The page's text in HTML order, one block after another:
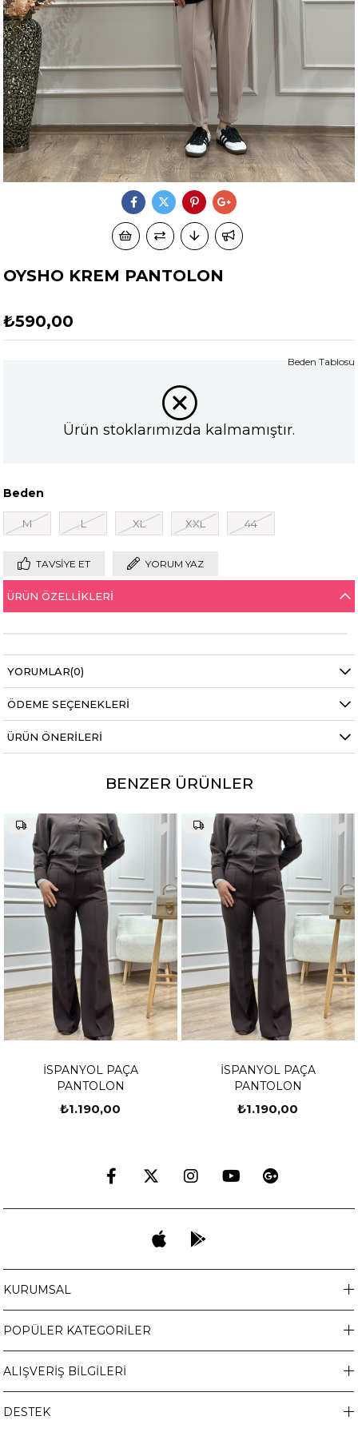
OYSHO KREM PANTOLON
₺590,00
Ürün stoklarımızda kalmamıştır.
Beden
M L XL XXL 44
Beden Tablosu
TAVSIYE ET YORUM YAZ
ÜRÜN ÖZELLIKLERI
YORUMLAR(0)
ÖDEME SEÇENEKLERI
ÜRÜN ÖNERILERI
BENZER ÜRÜNLER
İSPANYOL PAÇA
PANTOLON
₺1.190,00
İSPANYOL PAÇA
PANTOLON
₺1.190,00
KURUMSAL
POPÜLER KATEGORİLER
ALIŞVERİŞ BİLGİLERİ
DESTEK